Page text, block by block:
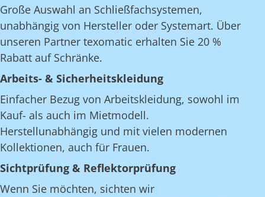
Große Auswahl an Schließfachsystemen,
unabhängig von Hersteller oder Systemart. Über
unseren Partner texomatic erhalten Sie 20 %
Rabatt auf Schränke.
Arbeits- & Sicherheitskleidung
Einfacher Bezug von Arbeitskleidung, sowohl im
Kauf- als auch im Mietmodell.
Herstellunabhängig und mit vielen modernen
Kollektionen, auch für Frauen.
Sichtprüfung & Reflektorprüfung
Wenn Sie möchten, sichten wir